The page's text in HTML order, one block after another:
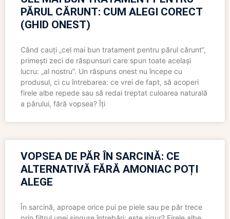
PĂRUL CĂRUNT: CUM ALEGI CORECT
(GHID ONEST)
Când cauți „cel mai bun tratament pentru părul cărunt”,
primești zeci de răspunsuri care spun toate același
lucru: „al nostru”. Un răspuns onest nu începe cu
produsul, ci cu întrebarea: ce vrei de fapt, să acoperi
firele albe repede sau să redai treptat culoarea naturală
a părului, fără vopsea? Îți
VOPSEA DE PĂR ÎN SARCINĂ: CE
ALTERNATIVĂ FĂRĂ AMONIAC POȚI
ALEGE
În sarcină, aproape orice pui pe piele sau pe păr trece